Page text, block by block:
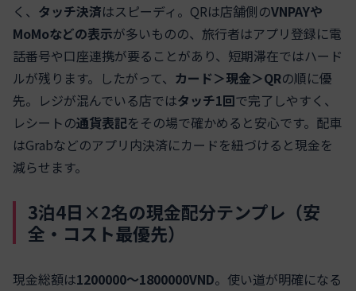
く、 タッチ決済はスピーディ。QRは店舗側のVNPAYや
MoMoなどの表示が多いものの、旅行者はアプリ登録に電
話番号や口座連携が要ることがあり、短期滞在ではハード
ルが残ります。したがって、 カード＞現金＞QRの順に優
先。レジが混んでいる店ではタッチ1回で完了しやすく、
レシートの通貨表記をその場で確かめると安心です。配車
はGrabなどのアプリ内決済にカードを紐づけると現金を
減らせます。
3泊4日×2名の現金配分テンプレ（安
全・コスト最優先）
現金総額は1200000〜1800000VND。使い道が明確になる